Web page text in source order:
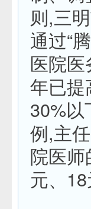
则,三
通过“
医院
年已提
30%
例,主
院医
元、